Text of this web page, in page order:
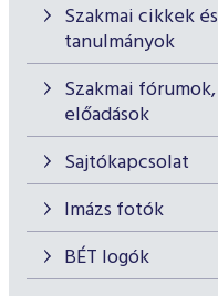
Szakmai cikkek és
tanulmányok
Szakmai fórumok,
előadások
Sajtókapcsolat
Imázs fotók
BÉT logók